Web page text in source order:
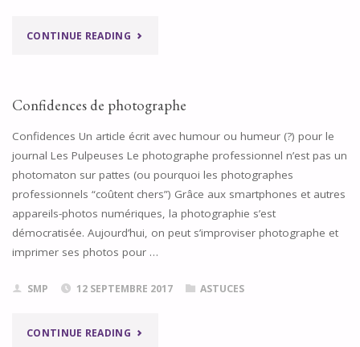
CONTINUE READING"PARTENAIRES"
Confidences de photographe
Confidences Un article écrit avec humour ou humeur (?) pour le
journal Les Pulpeuses Le photographe professionnel n’est pas un
photomaton sur pattes (ou pourquoi les photographes
professionnels “coûtent chers”) Grâce aux smartphones et autres
appareils-photos numériques, la photographie s’est
démocratisée. Aujourd’hui, on peut s’improviser photographe et
imprimer ses photos pour …
SMP 12 SEPTEMBRE 2017 ASTUCES
CONTINUE READING"CONFIDENCES